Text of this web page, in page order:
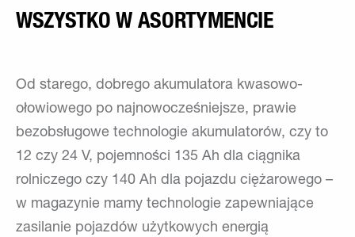
WSZYSTKO W ASORTYMENCIE
Od starego, dobrego akumulatora kwasowo-
ołowiowego po najnowocześniejsze, prawie
bezobsługowe technologie akumulatorów, czy to
12 czy 24 V, pojemności 135 Ah dla ciągnika
rolniczego czy 140 Ah dla pojazdu ciężarowego –
w magazynie mamy technologie zapewniające
zasilanie pojazdów użytkowych energią